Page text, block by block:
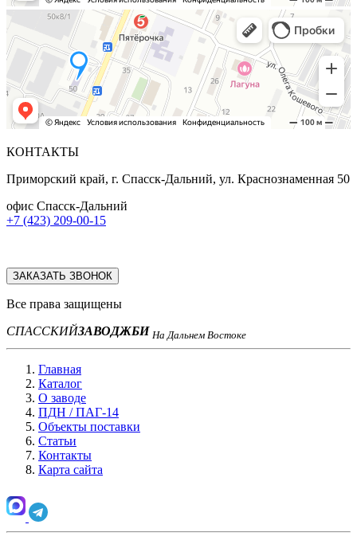
КОНТАКТЫ
Приморский край, г. Спасск-Дальний, ул. Краснознаменная 50
офис Спасск-Дальний
+7 (423) 209-00-15
ЗАКАЗАТЬ ЗВОНОК
Все права защищены
СПАССКИЙЗАВОДЖБИ На Дальнем Востоке
Главная
Каталог
О заводе
ПДН / ПАГ-14
Объекты поставки
Статьи
Контакты
Карта сайта